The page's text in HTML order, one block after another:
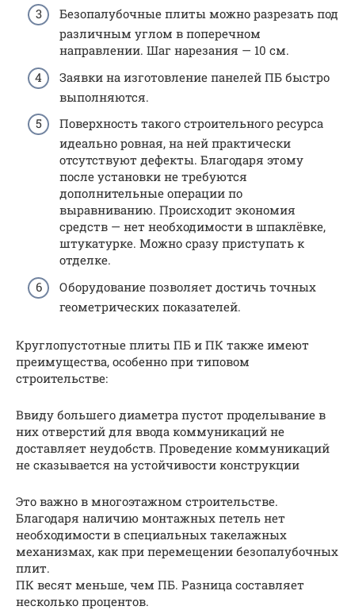
Безопалубочные плиты можно разрезать под
различным углом в поперечном
направлении. Шаг нарезания — 10 см.
Заявки на изготовление панелей ПБ быстро
выполняются.
Поверхность такого строительного ресурса
идеально ровная, на ней практически
отсутствуют дефекты. Благодаря этому
после установки не требуются
дополнительные операции по
выравниванию. Происходит экономия
средств — нет необходимости в шпаклёвке,
штукатурке. Можно сразу приступать к
отделке.
Оборудование позволяет достичь точных
геометрических показателей.
Круглопустотные плиты ПБ и ПК также имеют
преимущества, особенно при типовом
строительстве:
Ввиду большего диаметра пустот проделывание в
них отверстий для ввода коммуникаций не
доставляет неудобств. Проведение коммуникаций
не сказывается на устойчивости конструкции
Это важно в многоэтажном строительстве.
Благодаря наличию монтажных петель нет
необходимости в специальных такелажных
механизмах, как при перемещении безопалубочных
плит.
ПК весят меньше, чем ПБ. Разница составляет
несколько процентов.